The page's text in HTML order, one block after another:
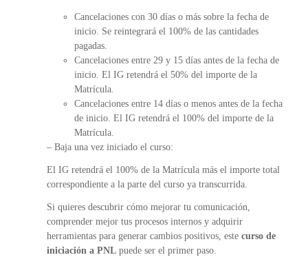
Cancelaciones con 30 días o más sobre la fecha de
inicio. Se reintegrará el 100% de las cantidades
pagadas.
Cancelaciones entre 29 y 15 días antes de la fecha de
inicio. El IG retendrá el 50% del importe de la
Matrícula.
Cancelaciones entre 14 días o menos antes de la fecha
de inicio. El IG retendrá el 100% del importe de la
Matrícula.
– Baja una vez iniciado el curso:
El IG retendrá el 100% de la Matrícula más el importe total
correspondiente a la parte del curso ya transcurrida.
Si quieres descubrir cómo mejorar tu comunicación,
comprender mejor tus procesos internos y adquirir
herramientas para generar cambios positivos, este curso de
iniciación a PNL puede ser el primer paso.